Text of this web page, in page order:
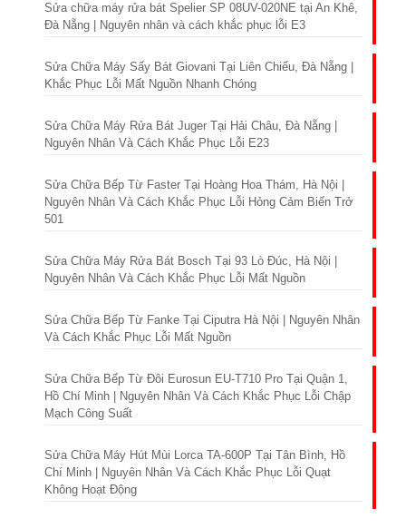
Sửa chữa máy rửa bát Spelier SP 08UV-020NE tại An Khê,
Đà Nẵng | Nguyên nhân và cách khắc phục lỗi E3
Sửa Chữa Máy Sấy Bát Giovani Tại Liên Chiểu, Đà Nẵng |
Khắc Phục Lỗi Mất Nguồn Nhanh Chóng
Sửa Chữa Máy Rửa Bát Juger Tại Hải Châu, Đà Nẵng |
Nguyên Nhân Và Cách Khắc Phục Lỗi E23
Sửa Chữa Bếp Từ Faster Tại Hoàng Hoa Thám, Hà Nội |
Nguyên Nhân Và Cách Khắc Phục Lỗi Hỏng Cảm Biến Trở
501
Sửa Chữa Máy Rửa Bát Bosch Tại 93 Lò Đúc, Hà Nội |
Nguyên Nhân Và Cách Khắc Phục Lỗi Mất Nguồn
Sửa Chữa Bếp Từ Fanke Tại Ciputra Hà Nội | Nguyên Nhân
Và Cách Khắc Phục Lỗi Mất Nguồn
Sửa Chữa Bếp Từ Đôi Eurosun EU-T710 Pro Tại Quận 1,
Hồ Chí Minh | Nguyên Nhân Và Cách Khắc Phục Lỗi Chập
Mạch Công Suất
Sửa Chữa Máy Hút Mùi Lorca TA-600P Tại Tân Bình, Hồ
Chí Minh | Nguyên Nhân Và Cách Khắc Phục Lỗi Quạt
Không Hoạt Động